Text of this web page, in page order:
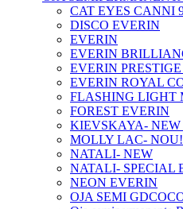
CAT EYES CANNI
DISCO EVERIN
EVERIN
EVERIN
EVERIN
EVERIN ROYAL
FLASHING LIGHT
FOREST EVERIN
KIEVSKAYA- NEW
MOLLY LAC- NOU!
NATALI- NEW
NATALI- SPECIAL
NEON EVERIN
OJA SEMI